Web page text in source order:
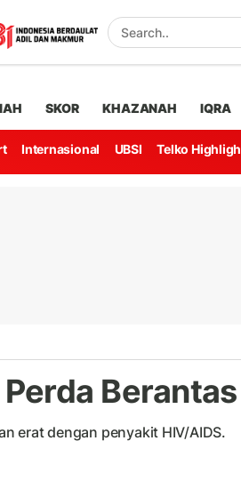
SKOR KHAZANAH IQRA
Internasional UBSI Telko
Berantas
erat dengan penyakit HIV/AIDS.